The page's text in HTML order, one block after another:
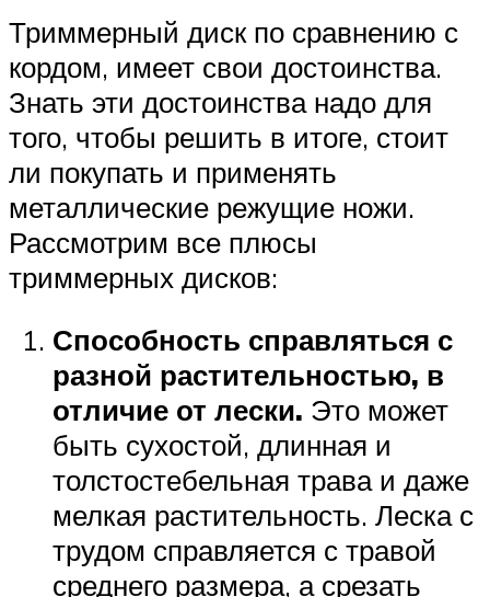
Триммерный диск по сравнению с
кордом, имеет свои достоинства.
Знать эти достоинства надо для
того, чтобы решить в итоге, стоит
ли покупать и применять
металлические режущие ножи.
Рассмотрим все плюсы
триммерных дисков:
Способность справляться с
разной растительностью, в
отличие от лески. Это может
быть сухостой, длинная и
толстостебельная трава и даже
мелкая растительность. Леска с
трудом справляется с травой
среднего размера, а срезать